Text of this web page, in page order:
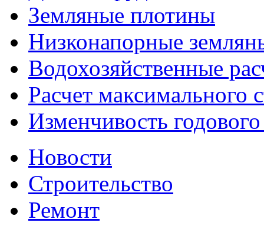
Земляные плотины
Низконапорные
Водохозяйственные
Расчет максимального
Изменчивость годового
Новости
Строительство
Ремонт